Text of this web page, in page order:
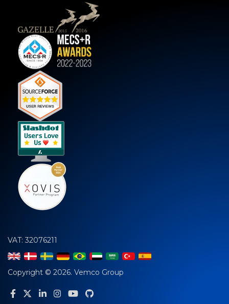
VAT: 32076211
Copyright © 2026. Vemco Group